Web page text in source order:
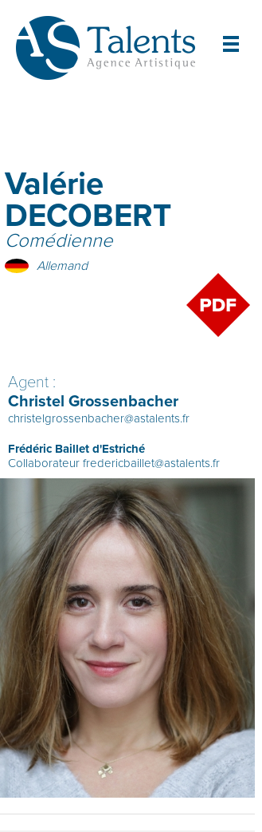
Valérie
DECOBERT
Comédienne
Allemand
Agent :
Christel Grossenbacher
christelgrossenbacher@astalents.fr
Frédéric Baillet d'Estriché
Collaborateur fredericbaillet@astalents.fr